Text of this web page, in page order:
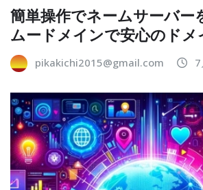
簡単操作でネームサーバー
ムードメインで安心のドメ
pikakichi2015@gmail.com